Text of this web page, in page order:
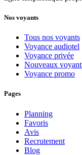
Nos voyants
Tous nos voyants
Voyance audiotel
Voyance privée
Nouveaux
Voyance promo
Pages
Planning
Favoris
Avis
Recrutement
Blog